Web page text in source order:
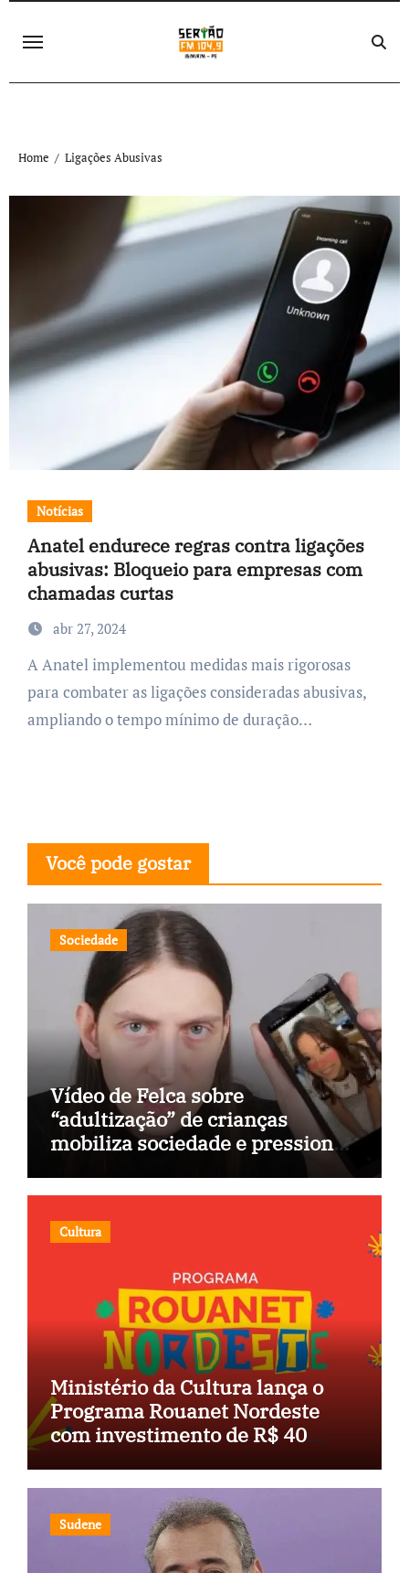
Home Ligações Abusivas
Notícias
Anatel endurece regras contra ligações
abusivas: Bloqueio para empresas com
chamadas curtas
abr 27, 2024
A Anatel implementou medidas mais rigorosas
para combater as ligações consideradas abusivas,
ampliando o tempo mínimo de duração…
Você pode gostar
Sociedade
Vídeo de Felca sobre
“adultização” de crianças
mobiliza sociedade e pressiona
Cultura
Ministério da Cultura lança o
Programa Rouanet Nordeste
com investimento de R$ 40
Sudene